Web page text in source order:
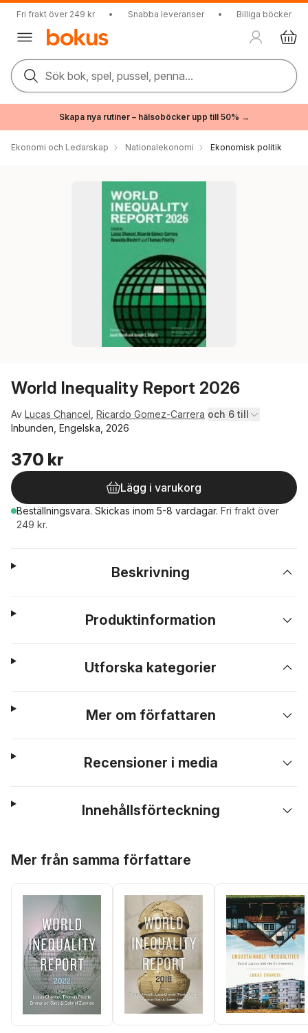
Fri frakt över 249 kr • Snabba leveranser • Billiga böcker
Sök bok, spel, pussel, penna...
Skapa nya rutiner – hälsoböcker upp till 50% →
Ekonomi och Ledarskap Nationalekonomi Ekonomisk politik
World Inequality Report 2026
Av Lucas Chancel Ricardo Gomez-Carrera och 6 till
Inbunden, Engelska, 2026
370 kr
Lägg i varukorg
Beställningsvara. Skickas inom 5-8 vardagar. Fri frakt över
249 kr.
Beskrivning
Produktinformation
Utforska kategorier
Mer om författaren
Recensioner i media
Innehållsförteckning
Mer från samma författare